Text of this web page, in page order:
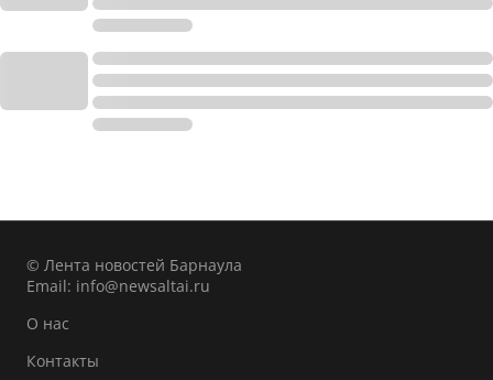
© Лента новостей Барнаула
Email: info@newsaltai.ru
О нас
Контакты